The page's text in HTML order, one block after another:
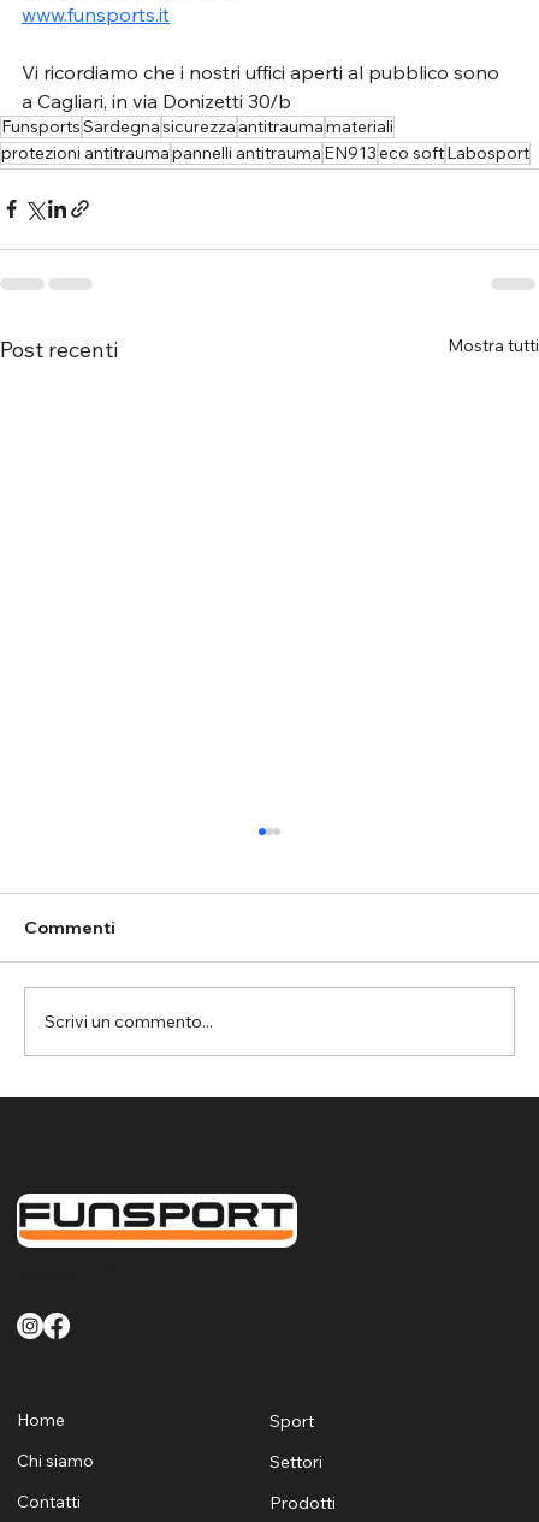
www.funsports.it
Vi ricordiamo che i nostri uffici aperti al pubblico sono
a Cagliari, in via Donizetti 30/b
FunsportsSardegnasicurezza antitraumamateriali
protezioni antitraumapannelli antitrauma EN913eco softLabosport
Post recenti Mostra tutti
Commenti
Scrivi un commento...
Home
Chi siamo
Contatti
Sport
Settori
Prodotti